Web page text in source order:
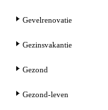
Gevelrenovatie
Gezinsvakantie
Gezond
Gezond-leven